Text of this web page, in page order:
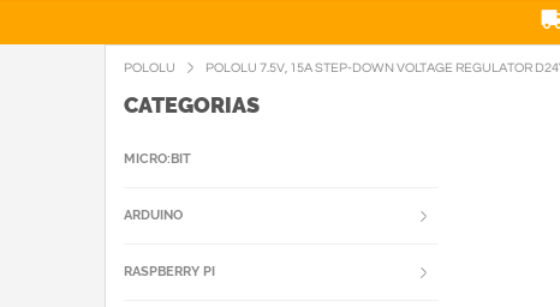
POLOLU POLOLU 7.5V, 15A STEP-DOWN VOLTAGE REGULATOR
CATEGORIAS
MICRO:BIT
ARDUINO
RASPBERRY PI